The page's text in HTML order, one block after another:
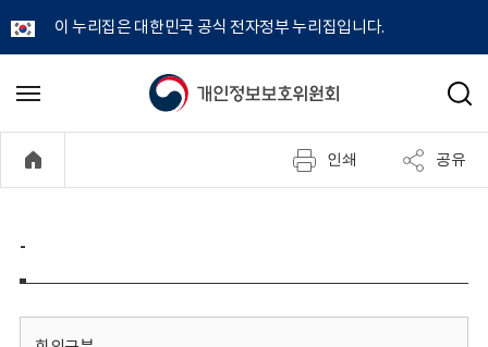
이 누리집은 대한민국 공식 전자정부 누리집입니다.
개
정
보
메
기
검
인쇄 공유
-